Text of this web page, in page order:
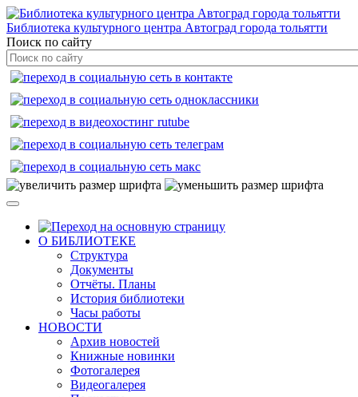
Библиотека культурного центра Автоград города тольятти
Поиск по сайту
О БИБЛИОТЕКЕ
Структура
Документы
Отчёты. Планы
История библиотеки
Часы работы
НОВОСТИ
Архив новостей
Книжные новинки
Фотогалерея
Видеогалерея